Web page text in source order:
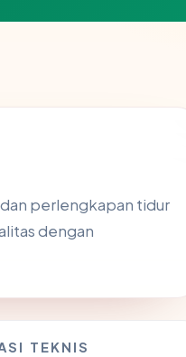
perlengkapan tidur
dengan
TEKNIS